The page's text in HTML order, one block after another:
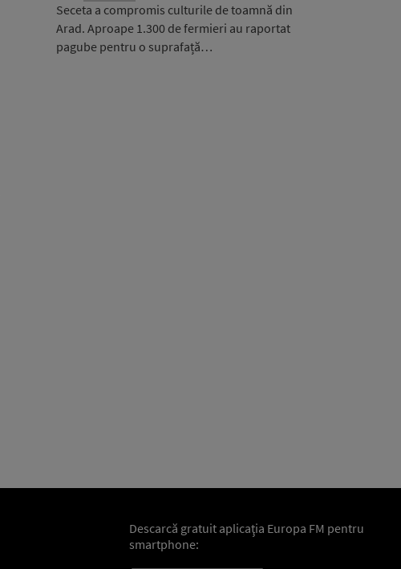
Seceta a compromis culturile de toamnă din
Arad. Aproape 1.300 de fermieri au raportat
pagube pentru o suprafață…
Descarcă gratuit aplicaţia Europa FM pentru
smartphone: